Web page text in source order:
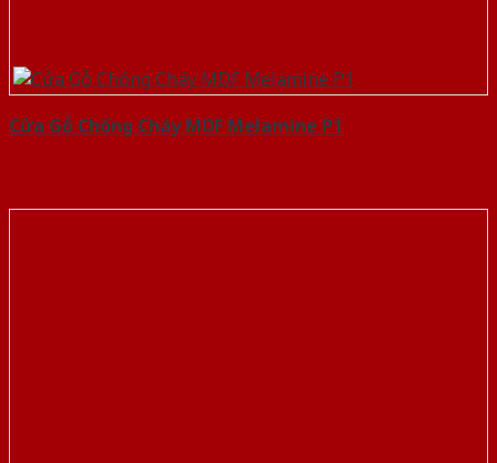
Cửa Gỗ Chống Cháy MDF Melamine P1